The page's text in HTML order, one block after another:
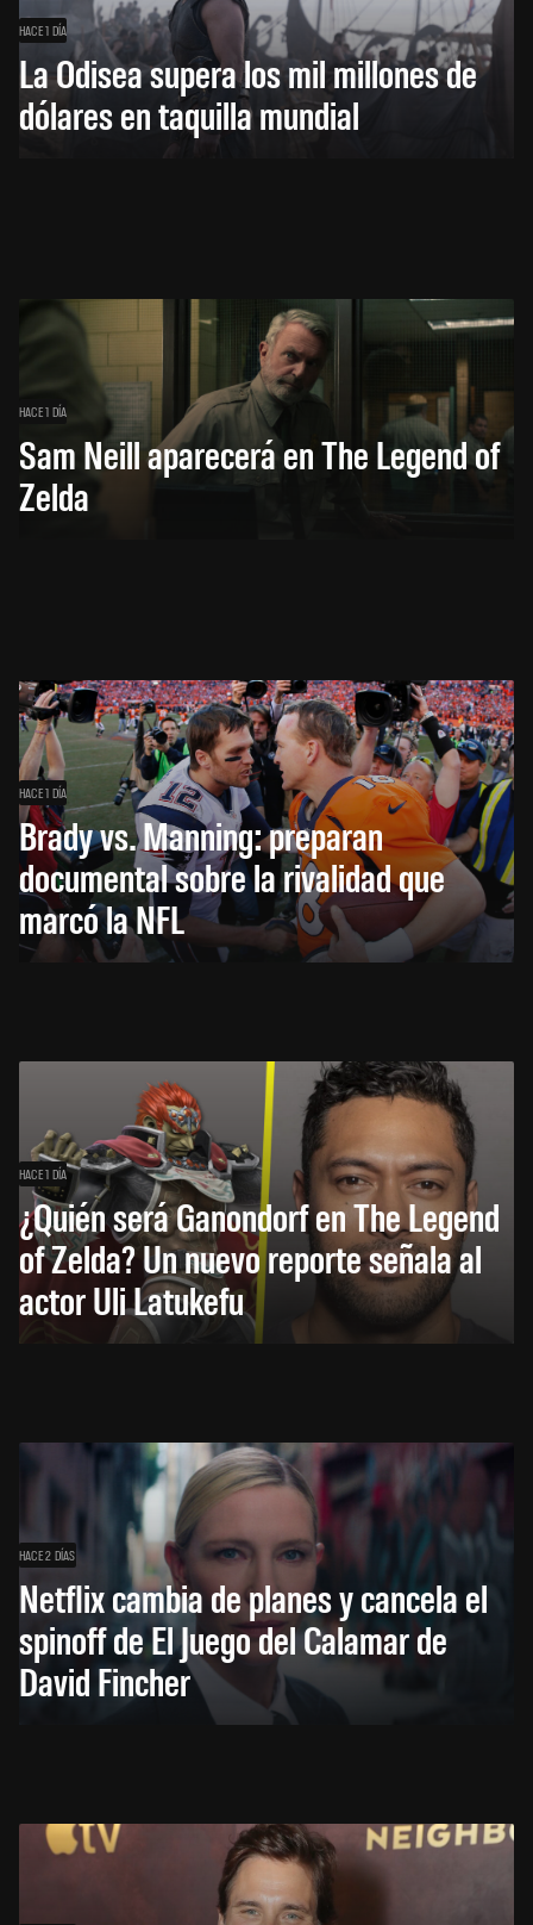
HACE 1 DÍA
La Odisea supera los mil millones de
dólares en taquilla mundial
HACE 1 DÍA
Sam Neill aparecerá en The Legend of
Zelda
HACE 1 DÍA
Brady vs. Manning: preparan
documental sobre la rivalidad que
marcó la NFL
HACE 1 DÍA
¿Quién será Ganondorf en The Legend
of Zelda? Un nuevo reporte señala al
actor Uli Latukefu
HACE 2 DÍAS
Netflix cambia de planes y cancela el
spinoff de El Juego del Calamar de
David Fincher